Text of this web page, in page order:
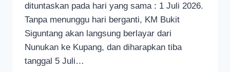
dituntaskan pada hari yang sama : 1 Juli 2026.
Tanpa menunggu hari berganti, KM Bukit
Siguntang akan langsung berlayar dari
Nunukan ke Kupang, dan diharapkan tiba
tanggal 5 Juli…